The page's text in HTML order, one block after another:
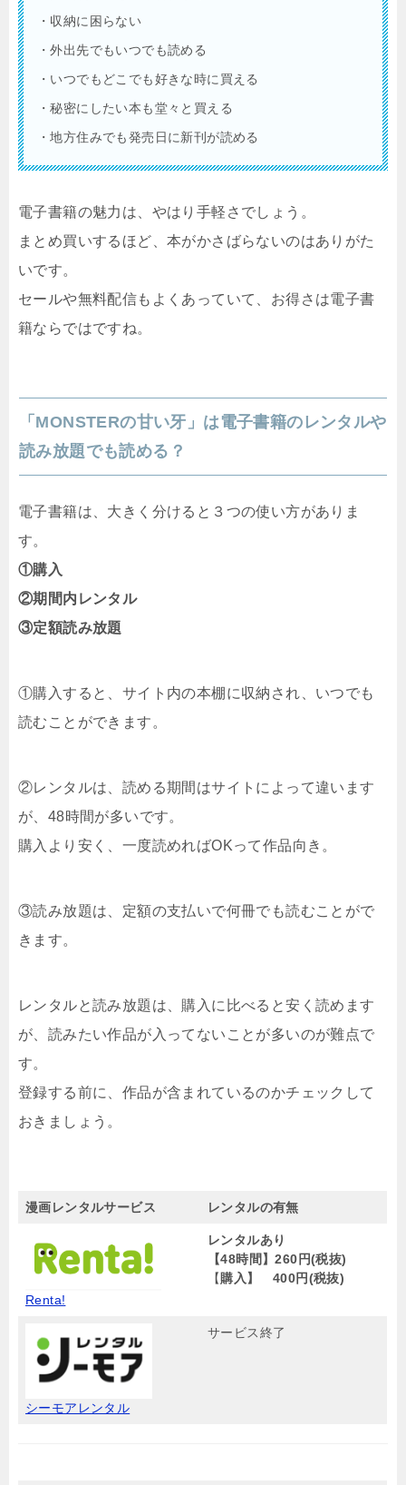
・収納に困らない
・外出先でもいつでも読める
・いつでもどこでも好きな時に買える
・秘密にしたい本も堂々と買える
・地方住みでも発売日に新刊が読める
電子書籍の魅力は、やはり手軽さでしょう。
まとめ買いするほど、本がかさばらないのはありがた
いです。
セールや無料配信もよくあっていて、お得さは電子書
籍ならではですね。
「MONSTERの甘い牙」は電子書籍のレンタルや
読み放題でも読める？
電子書籍は、大きく分けると３つの使い方がありま
す。
①購入
②期間内レンタル
③定額読み放題
①購入すると、サイト内の本棚に収納され、いつでも
読むことができます。
②レンタルは、読める期間はサイトによって違います
が、48時間が多いです。
購入より安く、一度読めればOKって作品向き。
③読み放題は、定額の支払いで何冊でも読むことがで
きます。
レンタルと読み放題は、購入に比べると安く読めます
が、読みたい作品が入ってないことが多いのが難点で
す。
登録する前に、作品が含まれているのかチェックして
おきましょう。
漫画レンタルサービス レンタルの有無
Renta!
レンタルあり
【48時間】260円(税抜)
【 購入】 400円(税抜)
シーモアレンタル
サービス終了